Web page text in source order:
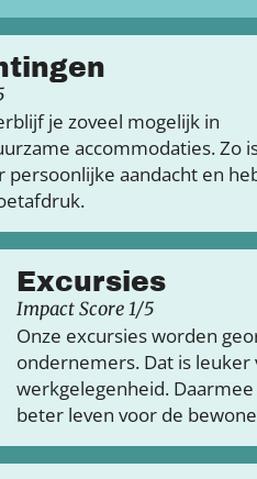
je zoveel mogelijk in
accommodaties. Zo
persoonlijke aandacht en
Excursies
Impact Score 1/5
Onze excursies worden
ondernemers. Dat is
werkgelegenheid.
beter leven voor de